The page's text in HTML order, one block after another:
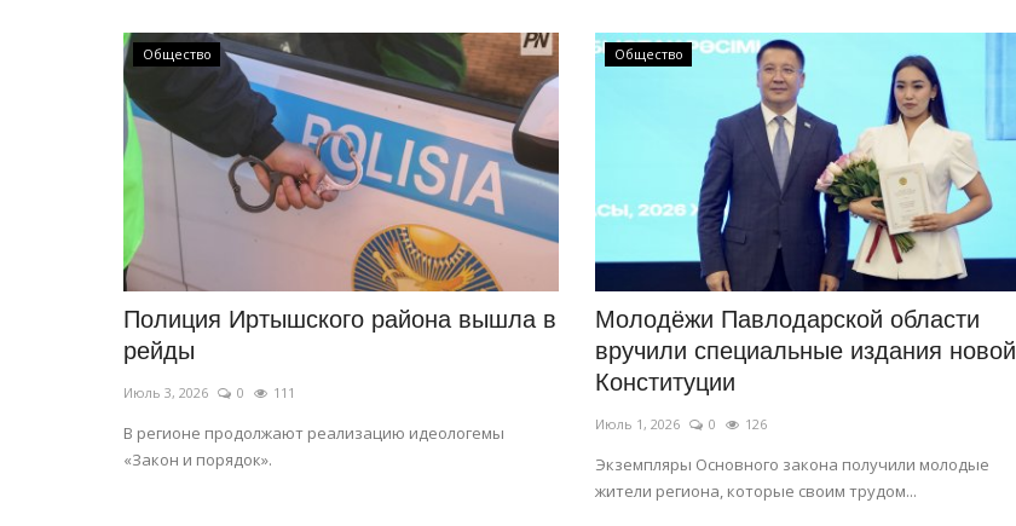
Общество
Полиция Иртышского района вышла в
рейды
Июль 3, 2026 0 111
В регионе продолжают реализацию идеологемы
«Закон и порядок».
Общество
Молодёжи Павлодарской области
вручили специальные издания новой
Конституции
Июль 1, 2026 0 126
Экземпляры Основного закона получили молодые
жители региона, которые своим трудом...
Развитие